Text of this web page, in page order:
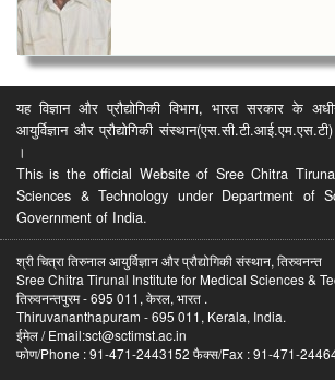
यह विज्ञान और प्रौद्योगिकी विभाग, भारत सरकार के
आयुर्विज्ञान और प्रौद्योगिकी
।
This is the official Website of Sree Chitra
Sciences & Technology under Department of
Government of India.
श्री चित्रा तिरुनाल आयुर्विज्ञान और प्रौद्योगिकी संस्थान, तिरुवनन्त
Sree Chitra Tirunal Institute for Medical Sciences &
तिरुवनन्तपुरम - 695 011, केरल, भारत .
Thiruvananthapuram - 695 011, Kerala, India.
ईमेल / Email:sct@sctimst.ac.in
फोण/Phone : 91-471-2443152 फैक्स/Fax : 91-471-